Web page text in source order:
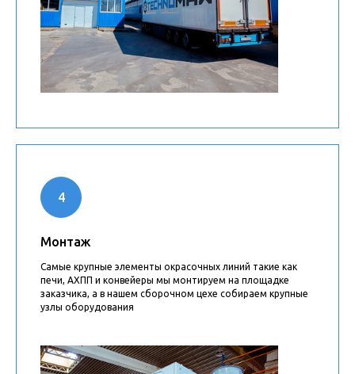
Монтаж
Самые крупные элементы окрасочных линий такие как
печи, АХПП и конвейеры мы монтируем на площадке
заказчика, а в нашем сборочном цехе собираем крупные
узлы оборудования